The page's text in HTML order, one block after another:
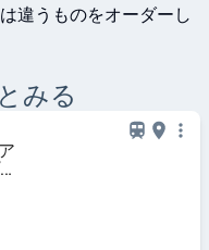
違うものをオーダーし
みる